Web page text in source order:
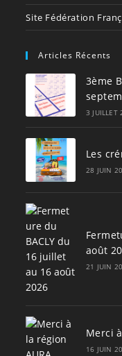
Site Fédération
Articles Récents
3ème
3 JUILLET
Les
28 JUIN
août
21 JUIN
Merci
16 JUIN